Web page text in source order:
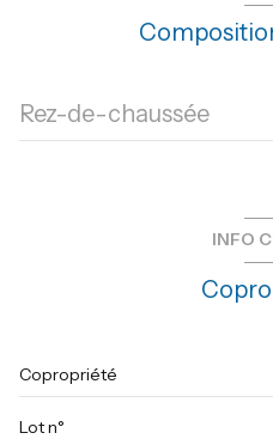
exposition Sud-Est
terrasse
Rez-de-chaussée
INFO
Copropriété
Lot n°